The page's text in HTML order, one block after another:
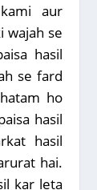
aur
wajah se
hasil
se fard
ho
hasil
hasil
hai.
kar leta